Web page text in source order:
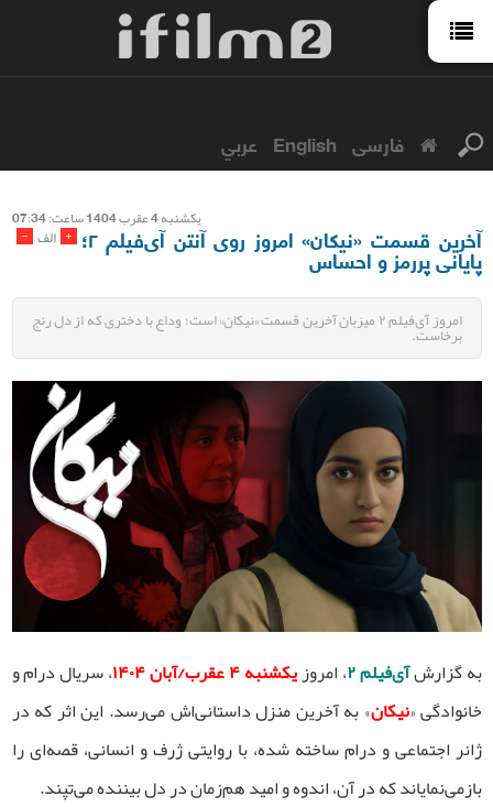
فارسی English عربي
يكشنبه 4 عقرب 1404 ساعت: 07:34
- الف + آخرین قسمت «نیکان» امروز روی آنتن آی‌فیلم ۲؛
پایانی پررمز و احساس
امروز آی‌فیلم ۲ میزبان آخرین قسمت «نیکان» است؛ وداع با دختری که از دل رنج
برخاست.
به گزارشآی‌فیلم ۲ ، امروزیکشنبه ۴ عقرب/آبان ۱۴۰۴
، سریال درام و
خانوادگی «نیکان» به آخرین منزل داستانی‌اش می‌رسد. این اثر که در
ژانر اجتماعی و درام ساخته شده، با روایتی ژرف و انسانی، قصه‌ای را
بازمی‌نمایاند که در آن، اندوه و امید هم‌زمان در دل بیننده می‌تپند.